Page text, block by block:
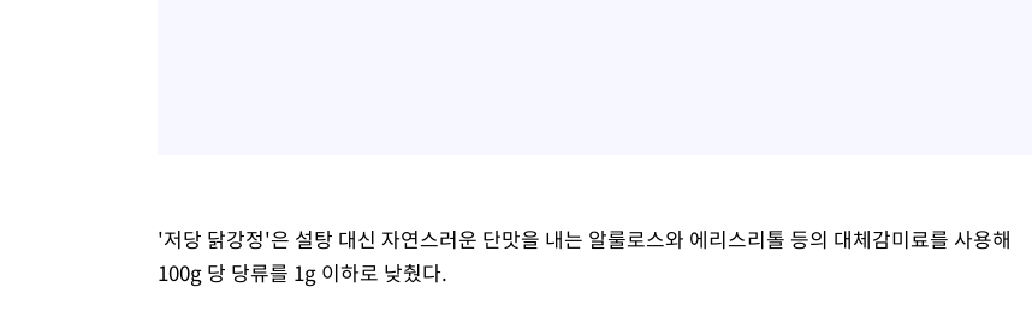
'저당 닭강정'은 설탕 대신 자연스러운 단맛을 내는 알룰로스와 에리스리톨 등의 대체감미료를 사용해
100g 당 당류를 1g 이하로 낮췄다.